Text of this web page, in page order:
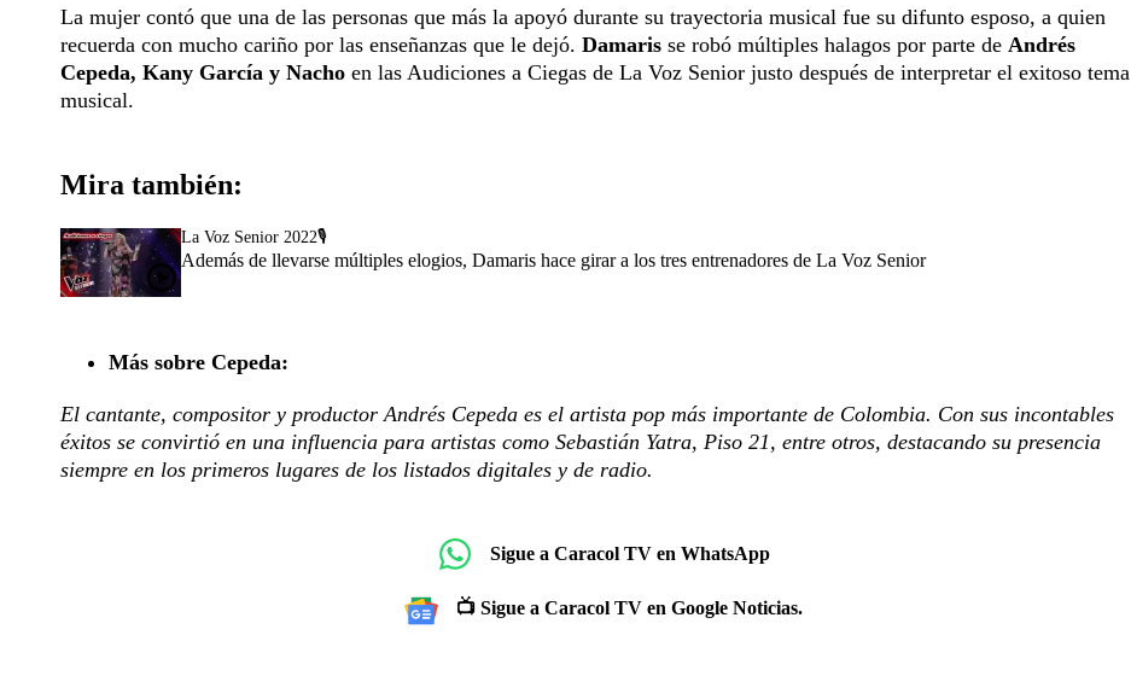
La mujer contó que una de las personas que más la apoyó durante su trayectoria musical fue su difunto esposo, a quien
recuerda con mucho cariño por las enseñanzas que le dejó. Damaris se robó múltiples halagos por parte de Andrés
Cepeda, Kany García y Nacho en las Audiciones a Ciegas de La Voz Senior justo después de interpretar el exitoso tema
musical.
Mira también:
La Voz Senior 2022🎙️
Además de llevarse múltiples elogios, Damaris hace girar a los tres entrenadores de La Voz Senior
Más sobre Cepeda:
El cantante, compositor y productor Andrés Cepeda es el artista pop más importante de Colombia. Con sus incontables
éxitos se convirtió en una influencia para artistas como Sebastián Yatra, Piso 21, entre otros, destacando su presencia
siempre en los primeros lugares de los listados digitales y de radio.
Sigue a Caracol TV en WhatsApp
📺 Sigue a Caracol TV en Google Noticias.